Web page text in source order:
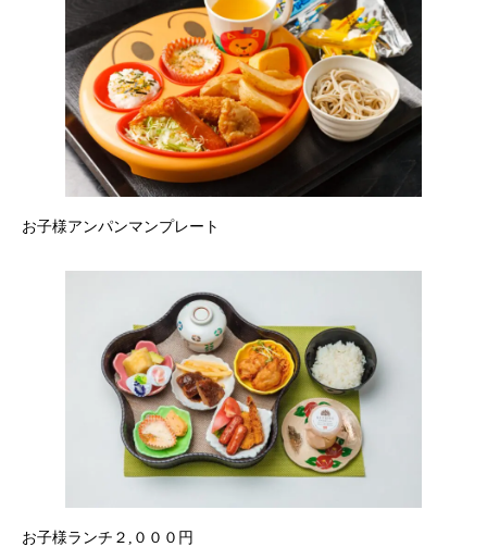
お子様アンパンマンプレート
お子様ランチ２,０００円